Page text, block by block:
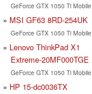
GeForce GTX 1050 Ti Mobile
MSI GF63 8RD-254UK
GeForce GTX 1050 Ti Mobile
Lenovo ThinkPad X1
Extreme-20MF000TGE
GeForce GTX 1050 Ti Mobile
HP 15-dc0036TX